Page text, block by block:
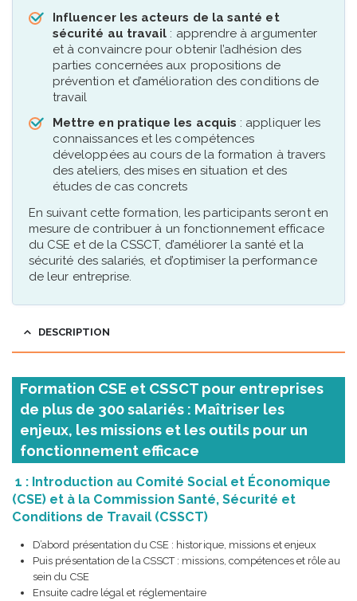
Influencer les acteurs de la santé et
sécurité au travail : apprendre à argumenter
et à convaincre pour obtenir l’adhésion des
parties concernées aux propositions de
prévention et d’amélioration des conditions de
travail
Mettre en pratique les acquis : appliquer les
connaissances et les compétences
développées au cours de la formation à travers
des ateliers, des mises en situation et des
études de cas concrets
En suivant cette formation, les participants seront en
mesure de contribuer à un fonctionnement efficace
du CSE et de la CSSCT, d’améliorer la santé et la
sécurité des salariés, et d’optimiser la performance
de leur entreprise.
DESCRIPTION
Formation CSE et CSSCT pour entreprises
de plus de 300 salariés : Maîtriser les
enjeux, les missions et les outils pour un
fonctionnement efficace
1 : Introduction au Comité Social et Économique
(CSE) et à la Commission Santé, Sécurité et
Conditions de Travail (CSSCT)
D’abord présentation du CSE : historique, missions et enjeux
Puis présentation de la CSSCT : missions, compétences et rôle au
sein du CSE
Ensuite cadre légal et réglementaire